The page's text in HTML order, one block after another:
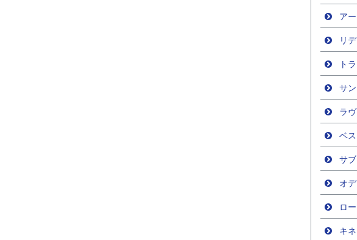
ア
リ
ト
サ
ラ
ベ
サ
オ
ロ
キ